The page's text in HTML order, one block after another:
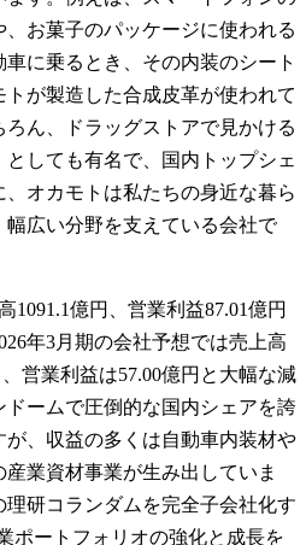
お菓子のパッケージに使われる
に乗るとき、その内装のシート
が製造した合成皮革が使われて
ん、ドラッグストアで見かける
しても有名で、国内トップシェ
オカモトは私たちの身近な暮ら
幅広い分野を支えている会社で
1091.1億円、営業利益87.01億円
年3月期の会社予想では売上高
営業利益は57.00億円と大幅な減
ームで圧倒的な国内シェアを誇
、収益の多くは自動車内装材や
業資材事業が生み出していま
研コランダムを完全子会社化す
ポートフォリオの強化と成長を